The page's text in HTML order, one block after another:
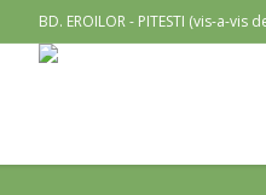
BD. EROILOR - PITESTI (vis-a-vis